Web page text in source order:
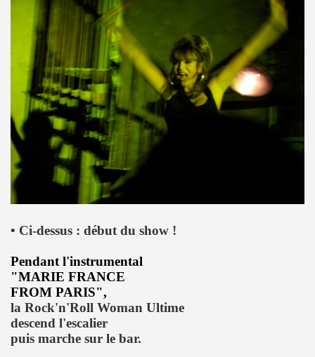
• Ci-dessus : début du show !
Pendant l'instrumental
"MARIE FRANCE
FROM PARIS",
la Rock'n'Roll Woman Ultime
descend l'escalier
puis marche sur le bar.
dans "ROCKFOLKsvp" (novembre 2019), par
de MARIE FRANCE par JEAN WILLIAM
textes de PATRICK LOISEAU, produit par RENAUD) de
album "Tendre assassine" dans le mensuel "Causeur"
15 septembre 2019 a Paris pour la promotion de son
de vague à l'âme", "Tendre assassine") le 10 juillet
16 juillet 2019 a Paris pour son miniconcert "Tendre
concert le 27 juin 2019 a la Maroquinerie (Paris) :
ses trois premiers concerts, les 29 mars + 4 et 5 avril
album solo de YAROL POUPAUD.
avril 2019 a Paris pour la suite de l enregistrement de
concert") : chronique de son album "J'ai quelque